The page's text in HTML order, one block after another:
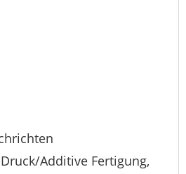
Additive Fertigung,